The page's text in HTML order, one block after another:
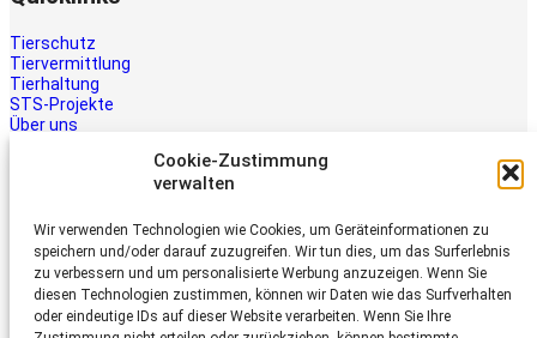
Cookie-Zustimmung
verwalten
Wir verwenden Technologien wie Cookies, um Geräteinformationen zu
speichern und/oder darauf zuzugreifen. Wir tun dies, um das Surferlebnis
zu verbessern und um personalisierte Werbung anzuzeigen. Wenn Sie
diesen Technologien zustimmen, können wir Daten wie das Surfverhalten
oder eindeutige IDs auf dieser Website verarbeiten. Wenn Sie Ihre
Tierschutz
Tiervermittlung
Tierhaltung
STS-Projekte
Über uns
Tiere brauchen Hilfe – auch Ihre.
Unterstützen Sie die Arbeit des
Schweizer Tierschutz STS.
Jetzt spenden